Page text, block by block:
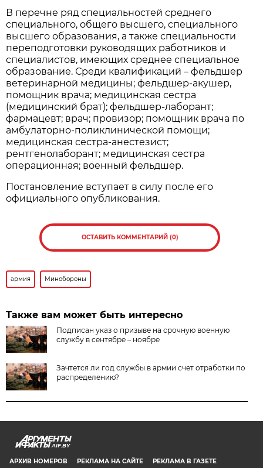
В перечне ряд специальностей среднего
специального, общего высшего, специального
высшего образования, а также специальности
переподготовки руководящих работников и
специалистов, имеющих среднее специальное
образование. Среди квалификаций – фельдшер
ветеринарной медицины; фельдшер-акушер,
помощник врача; медицинская сестра
(медицинский брат); фельдшер-лаборант;
фармацевт; врач; провизор; помощник врача по
амбулаторно-поликлинической помощи;
медицинская сестра-анестезист;
рентгенолаборант; медицинская сестра
операционная; военный фельдшер.
Постановление вступает в силу после его
официального опубликования.
ОСТАВИТЬ КОММЕНТАРИЙ (0)
армия Минобороны
Также вам может быть интересно
Подписан указ о призыве на срочную военную
службу в сентябре – ноябре
Зачтется ли год службы в армии счет отработки по
распределению?
AIF.BY
АРХИВ НОМЕРОВ РЕКЛАМА НА САЙТЕ РЕКЛАМА В ГАЗЕТЕ